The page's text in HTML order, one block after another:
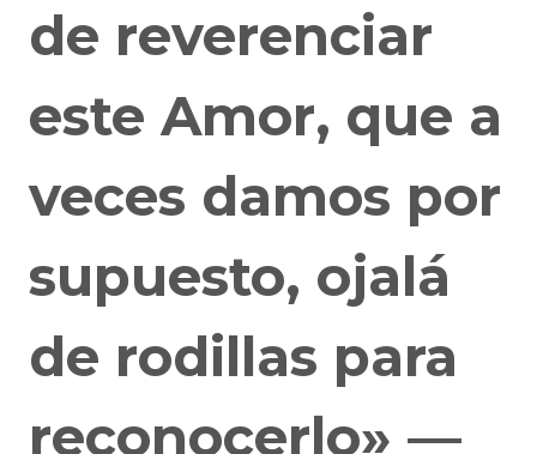
de reverenciar
este Amor, que a
veces damos por
supuesto, ojalá
de rodillas para
reconocerlo» —